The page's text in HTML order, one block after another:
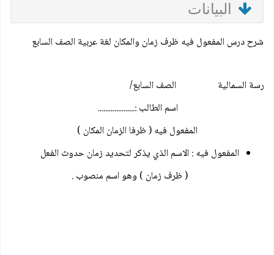
البيانات
شرح درس المفعول فيه ظرف زمان والمكان لغة عربية الصف السابع
السمالية الصف السابع/
اسم الطالب :....................
المفعول فيه ( ظرفا الزمان المكان )
المفعول فيه : الاسم الذي يذكر لتحديد زمان حدوث الفعل
( ظرف زمان ) وهو اسم منصوب .